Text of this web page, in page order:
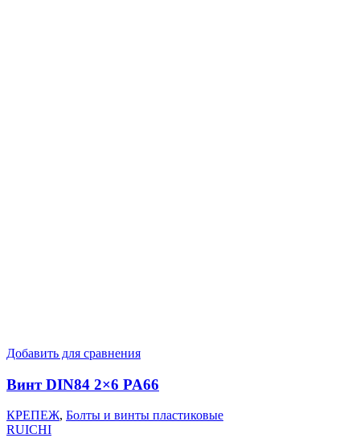
Добавить для сравнения
Винт DIN84 2×6 PA66
КРЕПЕЖ, Болты и винты пластиковые
RUICHI